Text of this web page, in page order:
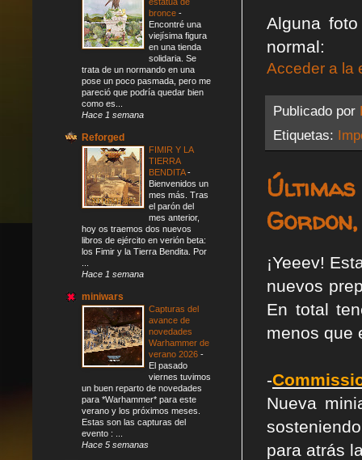
Alguna
normal:
Acceder a la
Publicado por
Etiquetas:
Últimas
¡Yeeev!
nuevos
En total
menos que
-
Nueva
para atrás
bronce -
Encontré una
viejísima figura
en una tienda
solidaria. Se
trata de un normando en una
pose un poco pasmada, pero me
pareció que podría quedar bien
como es...
Hace 1 semana
Reforged
FIMIR Y LA
TIERRA
BENDITA-
Bienvenidos un
mes más. Tras
el parón del
mes anterior,
hoy os traemos dos nuevos
libros de ejército en verión beta:
los Fimir y la Tierra Bendita. Por
Hace 1 semana
miniwars
Capturas del
avance de
novedades
Warhammer de
verano 2026 -
El pasado
viernes tuvimos
un buen reparto de novedades
para *Warhammer* para este
verano y los próximos meses.
Estas son las capturas del
evento : ...
Hace 5 semanas